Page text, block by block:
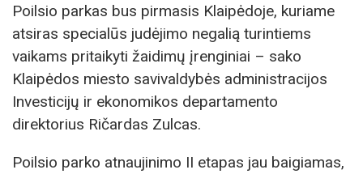
Poilsio parkas bus pirmasis Klaipėdoje, kuriame
atsiras specialūs judėjimo negalią turintiems
vaikams pritaikyti žaidimų įrenginiai – sako
Klaipėdos miesto savivaldybės administracijos
Investicijų ir ekonomikos departamento
direktorius Ričardas Zulcas.
Poilsio parko atnaujinimo II etapas jau baigiamas,